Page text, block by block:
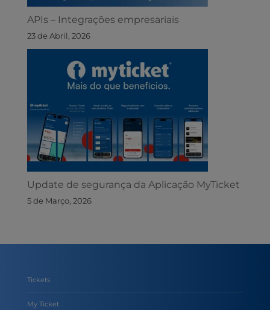
APIs – Integrações empresariais
23 de Abril, 2026
Update de segurança da Aplicação MyTicket
5 de Março, 2026
Tickets
My Ticket